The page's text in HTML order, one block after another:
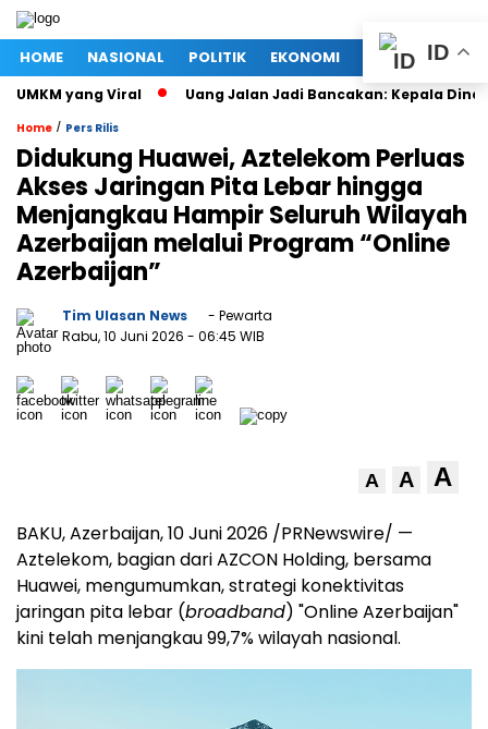
HOME NASIONAL POLITIK EKONOMI MEGAPOLITAN
yang Viral Uang Jalan Jadi Bancakan: Kepala Dinas
Home / Pers Rilis
Didukung Huawei, Aztelekom Perluas
Akses Jaringan Pita Lebar hingga
Menjangkau Hampir Seluruh Wilayah
Azerbaijan melalui Program “Online
Azerbaijan”
Tim Ulasan News
- Pewarta
Rabu, 10 Juni 2026 - 06:45 WIB
A A A
BAKU, Azerbaijan,10 Juni 2026 /PRNewswire/ —
Aztelekom, bagian dari AZCON Holding, bersama
Huawei, mengumumkan, strategi konektivitas
jaringan pita lebar (broadband) "Online Azerbaijan"
kini telah menjangkau 99,7% wilayah nasional.
ID